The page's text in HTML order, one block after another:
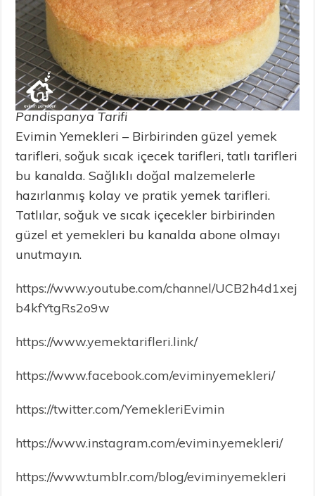
Pandispanya Tarifi
Evimin Yemekleri – Birbirinden güzel yemek
tarifleri, soğuk sıcak içecek tarifleri, tatlı tarifleri
bu kanalda. Sağlıklı doğal malzemelerle
hazırlanmış kolay ve pratik yemek tarifleri.
Tatlılar, soğuk ve sıcak içecekler birbirinden
güzel et yemekleri bu kanalda abone olmayı
unutmayın.
https://www.youtube.com/channel/UCB2h4d1xej
b4kfYtgRs2o9w
https://www.yemektarifleri.link/
https://www.facebook.com/eviminyemekleri/
https://twitter.com/YemekleriEvimin
https://www.instagram.com/evimin.yemekleri/
https://www.tumblr.com/blog/eviminyemekleri